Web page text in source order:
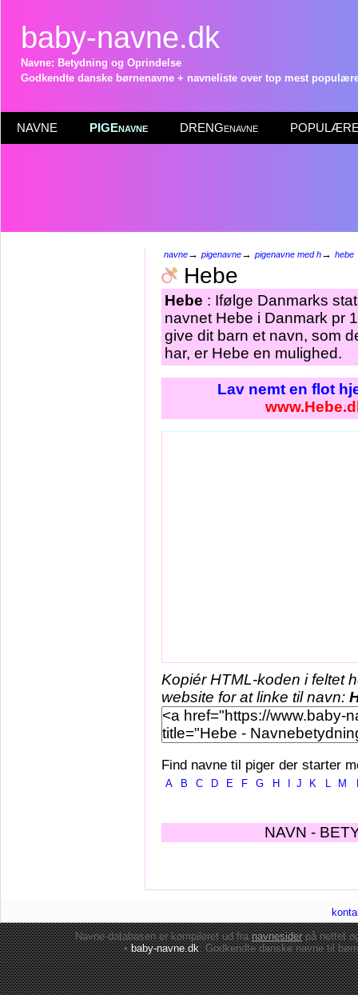
baby-navne.dk
Navne: Betydning og Oprindelse
Godkendte danske børnenavne + navneliste over top mest
NAVNE PIGEnavne DRENGenavne POPULÆRE
navne→ pigenavne→ pigenavne med h→ hebe
Hebe
Hebe : Ifølge Danmarks
navnet Hebe i Danmark pr
give dit barn et navn, som
har, er Hebe en mulighed.
Lav nemt en flot
Kopiér HTML-koden i feltet
website for at linke til navn:
Find navne til piger der starter
A B C D E F G H J K L M
NAVN -
Navne-databasen er kompileret ud franavnesiderpå nettet
•baby-navne.dk: Godkendte danskenavne til børn